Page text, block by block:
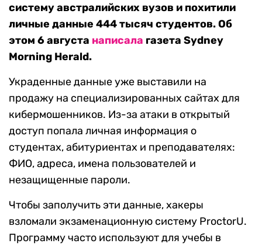
систему австралийских вузов и похитили
личные данные 444 тысяч студентов. Об
этом 6 августа написала газета Sydney
Morning Herald.
Украденные данные уже выставили на
продажу на специализированных сайтах для
кибермошенников. Из-за атаки в открытый
доступ попала личная информация о
студентах, абитуриентах и преподавателях:
ФИО, адреса, имена пользователей и
незащищенные пароли.
Чтобы заполучить эти данные, хакеры
взломали экзаменационную систему ProctorU.
Программу часто используют для учебы в